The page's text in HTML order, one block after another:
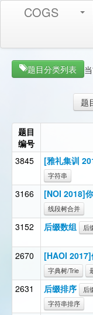
COGS
题目分类列表
题
题目
编号
3845
[雅礼集训
字符串
3166 [NOI 2018]
线段树合并
3152 后缀数组 后
2670 [HAOI
字典树/Trie
2631 后缀排序 后
字符串排序